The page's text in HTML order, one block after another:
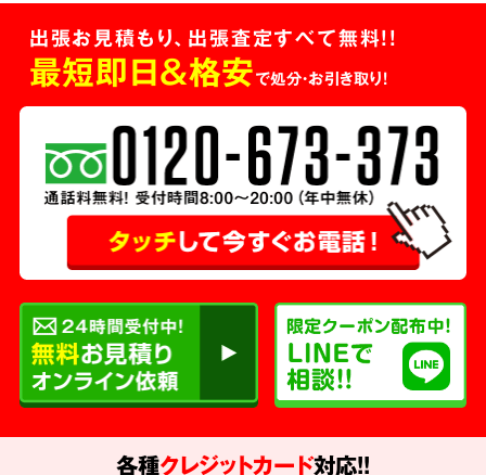
出張お見積もり、出張査定すべて無料!!
最短即日＆格安で処分・お引き取り！
各種クレジットカード対応!!